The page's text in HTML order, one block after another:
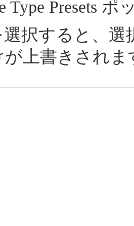
Type Presets ポ
選択すると、
上書きされま